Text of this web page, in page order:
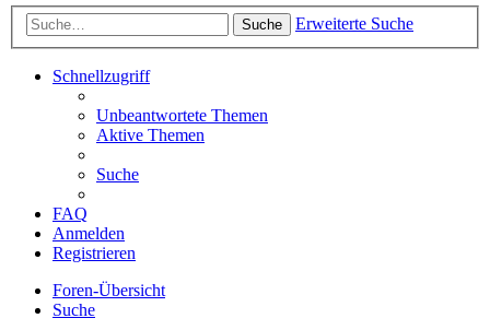
Suche Erweiterte Suche
Schnellzugriff
Unbeantwortete Themen
Aktive Themen
Suche
FAQ
Anmelden
Registrieren
Foren-Übersicht
Suche